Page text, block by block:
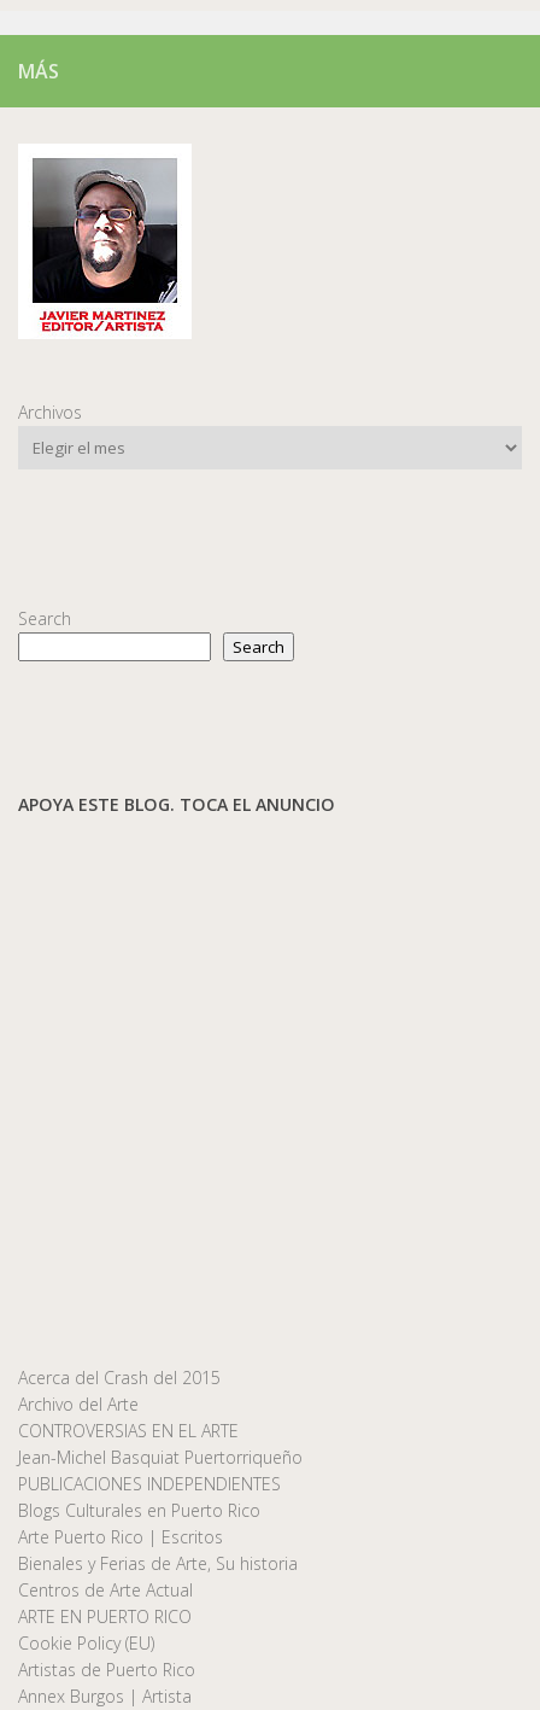
MÁS
Archivos
Search
Search
APOYA ESTE BLOG. TOCA EL ANUNCIO
Acerca del Crash del 2015
Archivo del Arte
CONTROVERSIAS EN EL ARTE
Jean-Michel Basquiat Puertorriqueño
PUBLICACIONES INDEPENDIENTES
Blogs Culturales en Puerto Rico
Arte Puerto Rico | Escritos
Bienales y Ferias de Arte, Su historia
Centros de Arte Actual
ARTE EN PUERTO RICO
Cookie Policy (EU)
Artistas de Puerto Rico
Annex Burgos | Artista